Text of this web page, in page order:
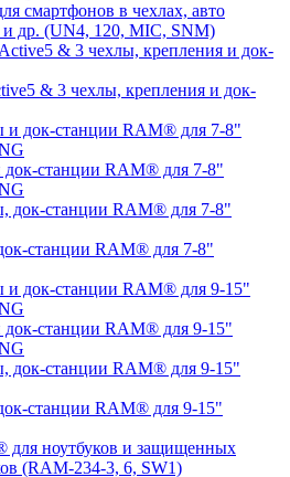
смартфонов в чехлах, авто
и др. (UN4, 120, MIC, SNM)
& 3 чехлы, крепления и док-
станции RAM® для 7-8"
станции RAM® для 7-8"
станции RAM® для 9-15"
станции RAM® для 9-15"